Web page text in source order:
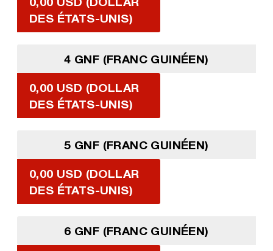
DES ÉTATS-UNIS)
4 GNF (FRANC GUINÉEN)
0,00 USD (DOLLAR
DES ÉTATS-UNIS)
5 GNF (FRANC GUINÉEN)
0,00 USD (DOLLAR
DES ÉTATS-UNIS)
6 GNF (FRANC GUINÉEN)